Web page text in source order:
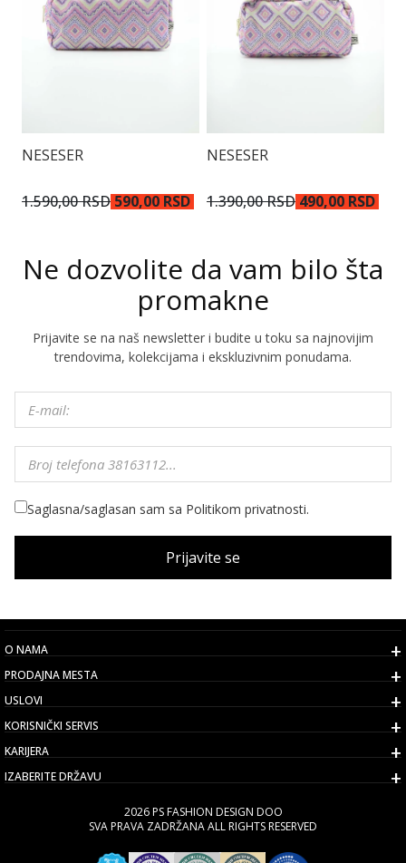
NESESER
1.590,00 RSD 590,00 RSD
NESESER
1.390,00 RSD 490,00 RSD
Ne dozvolite da vam bilo šta
promakne
Prijavite se na naš newsletter i budite u toku sa najnovijim
trendovima, kolekcijama i ekskluzivnim ponudama.
Saglasna/saglasan sam sa Politikom privatnosti.
Prijavite se
O NAMA
PRODAJNA MESTA
USLOVI
KORISNIČKI SERVIS
KARIJERA
IZABERITE DRŽAVU
2026 PS FASHION DESIGN DOO
SVA PRAVA ZADRŽANA ALL RIGHTS RESERVED